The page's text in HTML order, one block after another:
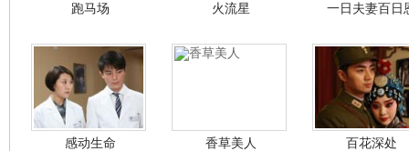
跑马场 火流星 一日夫妻百日
感动生命 香草美人 百花深处